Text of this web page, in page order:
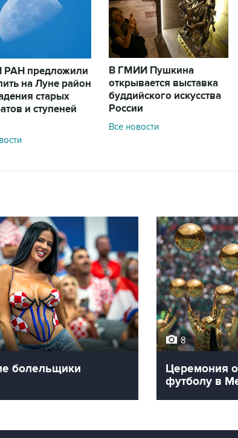
РАН предложили
на Луне район
старых
и ступеней
В ГМИИ Пушкина
открывается выставка
буддийского искусства
России
Все новости
болельщики
8
Церемония
футболу в